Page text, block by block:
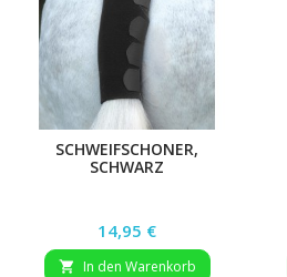
SCHWEIFSCHONER,
SCHWARZ
Preis
14,95 €
 In den Warenkorb